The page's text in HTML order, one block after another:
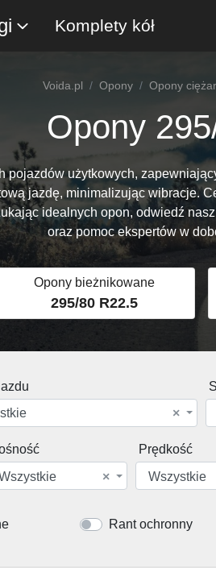
Komplety kół
Voida.pl Opony Opony
Opony
użytkowych,
jazdę, minimalizując wibracje.
idealnych opon, odwiedź
oraz pomoc ekspertów w
Opony bieżnikowane
295/80 R22.5
×
×
Prędkość
Wszystkie
Rant ochronny